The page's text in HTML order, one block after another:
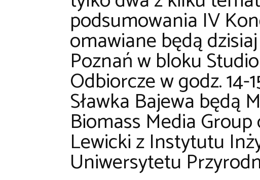
podsumowania IV
omawiane będą
Poznań w bloku
Odbiorcze w godz.
Sławka Bajewa będą
Biomass Media
Lewicki zInstytutu
Uniwersytetu